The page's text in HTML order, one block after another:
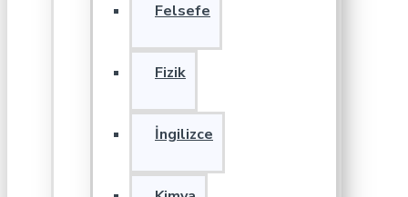
Felsefe
Fizik
İngilizce